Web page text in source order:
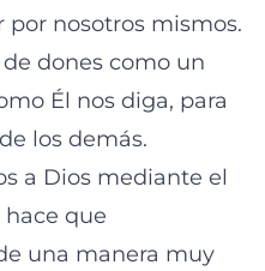
nosotros mismos.
dones como un
Él nos diga, para
los demás.
a Dios mediante el
hace que
una manera muy